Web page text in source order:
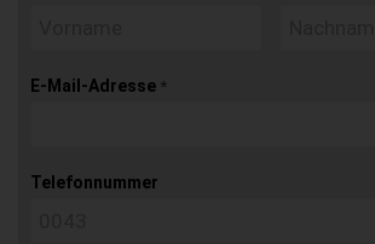
E-Mail-Adresse *
Telefonnummer